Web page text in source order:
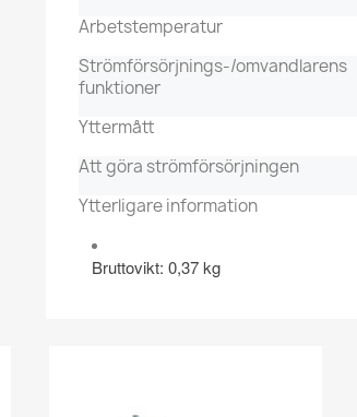
Arbetstemperatur
Strömförsörjnings-/omvandlarens
funktioner
Yttermått
Att göra strömförsörjningen
Ytterligare information
Bruttovikt: 0,37 kg